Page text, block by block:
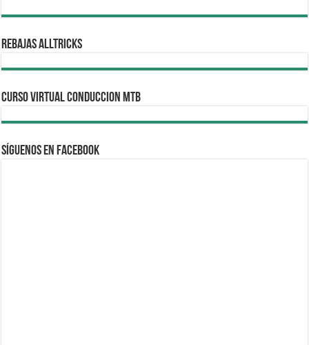
REBAJAS ALLTRICKS
CURSO VIRTUAL CONDUCCION MTB
Síguenos en Facebook